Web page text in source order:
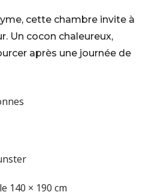
cette chambre invite à
Un cocon chaleureux,
après une journée de
140 × 190 cm